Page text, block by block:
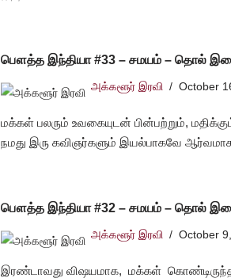
பௌத்த இந்தியா #33 – சமயம் – தொல்
அக்களூர் இரவி October
மக்கள் பலரும் உவகையுடன் பின்பற்றும்,
நமது இரு கவிஞர்களும் இயல்பாகவே
பௌத்த இந்தியா #32 – சமயம் – தொல்
அக்களூர் இரவி October
இரண்டாவது விஷயமாக, மக்கள்